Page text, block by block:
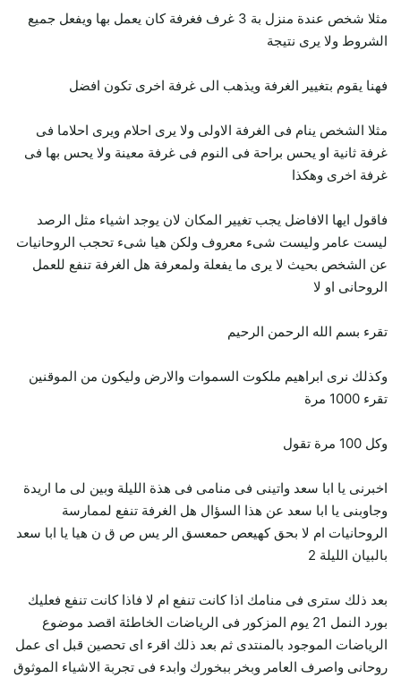
مثلا شخص عندة منزل بة 3 غرف فغرفة كان يعمل بها ويفعل جميع
الشروط ولا يرى نتيجة
فهنا يقوم بتغيير الغرفة ويذهب الى غرفة اخرى تكون افضل
مثلا الشخص ينام فى الغرفة الاولى ولا يرى احلام ويرى احلاما فى
غرفة ثانية او يحس براحة فى النوم فى غرفة معينة ولا يحس بها فى
غرفة اخرى وهكذا
فاقول ايها الافاضل يجب تغيير المكان لان يوجد اشياء مثل الرصد
ليست عامر وليست شىء معروف ولكن هيا شىء تحجب الروحانيات
عن الشخص بحيث لا يرى ما يفعلة ولمعرفة هل الغرفة تنفع للعمل
الروحانى او لا
تقرء بسم الله الرحمن الرحيم
وكذلك نرى ابراهيم ملكوت السموات والارض وليكون من الموقنين
تقرء 1000 مرة
وكل 100 مرة تقول
اخبرنى يا ابا سعد واتينى فى منامى فى هذة الليلة وبين لى ما اريدة
وجاوبنى يا ابا سعد عن هذا السؤال هل الغرفة تنفع لممارسة
الروحانيات ام لا بحق كهيعص حمعسق الر يس ص ق ن هيا يا ابا سعد
بالبيان الليلة 2
بعد ذلك سترى فى منامك اذا كانت تنفع ام لا فاذا كانت تنفع فعليك
بورد النمل 21 يوم المزكور فى الرياضات الخاطئة اقصد موضوع
الرياضات الموجود بالمنتدى ثم بعد ذلك اقرء اى تحصين قبل اى عمل
روحانى واصرف العامر وبخر ببخورك وابدء فى تجربة الاشياء الموثوق